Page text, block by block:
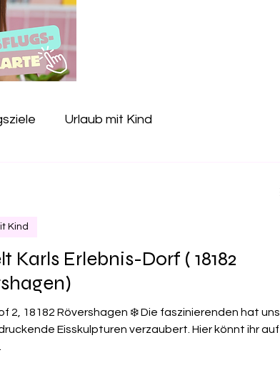
Urlaub mit Kind
Salzspielplatz
Karls Erlebnis-Dorf ( 18182
2, 18182 Rövershagen ❄️ Die faszinierenden hat uns
Eisskulpturen verzaubert. Hier könnt ihr auf
Kind